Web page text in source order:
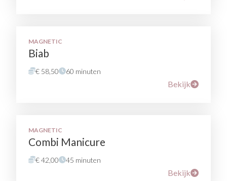
MAGNETIC
Biab
€ 58,50 60 minuten
Bekijk
MAGNETIC
Combi Manicure
€ 42,00 45 minuten
Bekijk